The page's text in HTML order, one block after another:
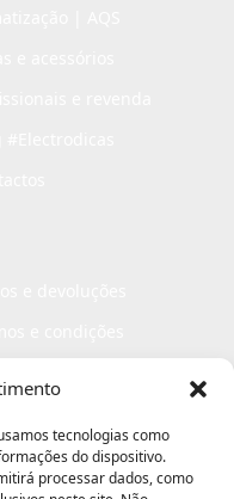
tecnologias como
do dispositivo.
processar dados, como
de elogios